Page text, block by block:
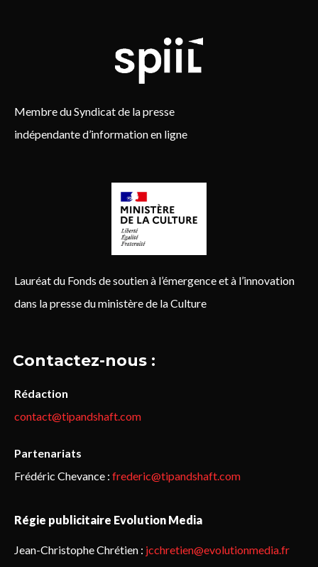
Membre du Syndicat de la presse
indépendante d’information en ligne
Lauréat du Fonds de soutien à l’émergence et à l’innovation
dans la presse du ministère de la Culture
Contactez-nous :
Rédaction
contact@tipandshaft.com
Partenariats
Frédéric Chevance : frederic@tipandshaft.com
Régie publicitaire Evolution Media
Jean-Christophe Chrétien : jcchretien@evolutionmedia.fr